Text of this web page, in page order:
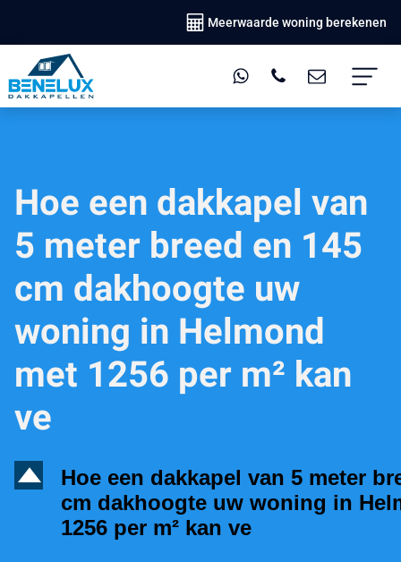
Meerwaarde woning berekenen
Hoe een dakkapel van
5 meter breed en 145
cm dakhoogte uw
woning in Helmond
met 1256 per m² kan
ve
D
Hoe een dakkapel van 5 meter
cm dakhoogte uw woning in
1256 per m² kan ve